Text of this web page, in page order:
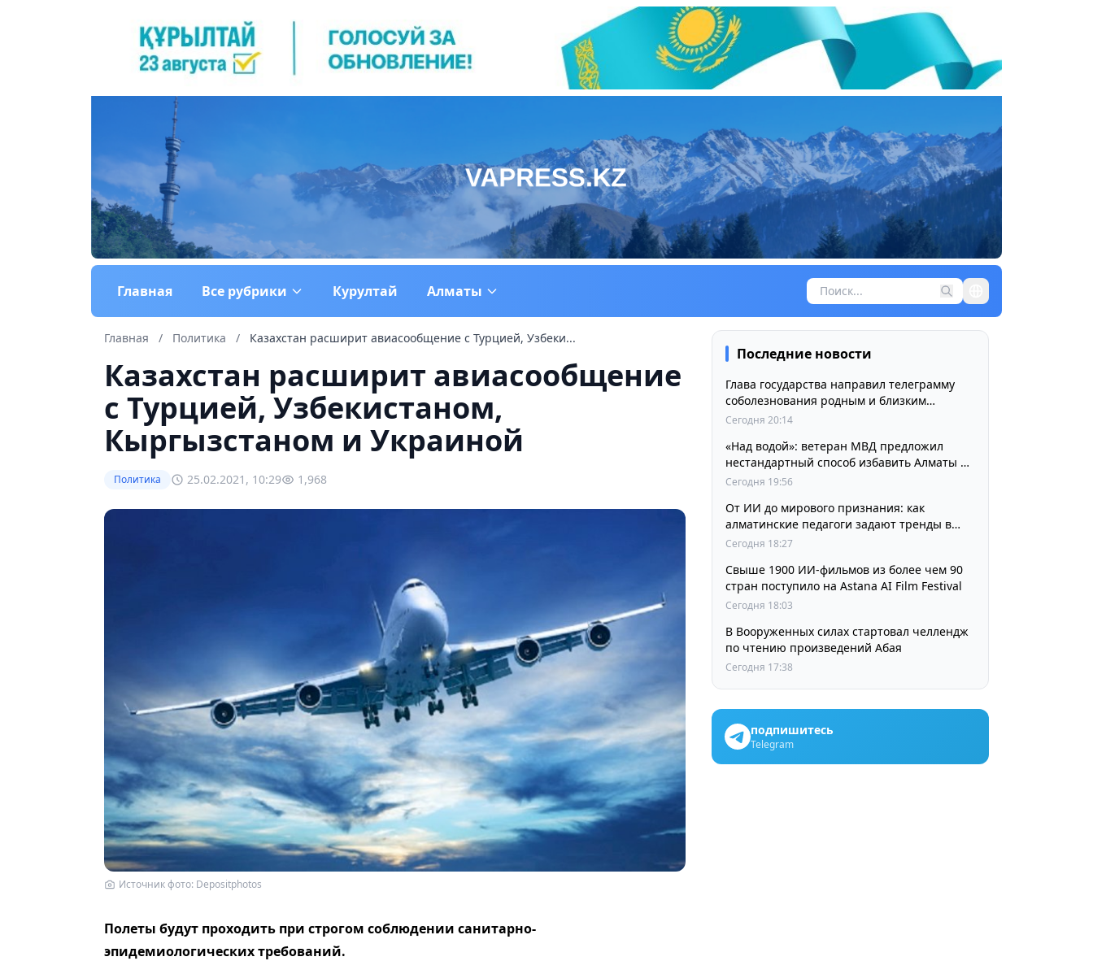
Главная Все рубрики Курултай Алматы
Главная / Политика / Казахстан расширит авиасообщение с Турцией, Узбеки...
Казахстан расширит авиасообщение
с Турцией, Узбекистаном,
Кыргызстаном и Украиной
Политика 25.02.2021, 10:29 1,968
Источник фото: Depositphotos
Полеты будут проходить при строгом соблюдении санитарно-
эпидемиологических требований.
Последние новости
Глава государства направил телеграмму
соболезнования родным и близким
выдающегося кинорежиссера Ардака
Сегодня 20:14
«Над водой»: ветеран МВД предложил
нестандартный способ избавить Алматы от
пробок и смога
Сегодня 19:56
От ИИ до мирового признания: как
алматинские педагоги задают тренды в
изучении языков
Сегодня 18:27
Свыше 1900 ИИ-фильмов из более чем 90
стран поступило на Astana AI Film Festival
Сегодня 18:03
В Вооруженных силах стартовал челлендж
по чтению произведений Абая
Сегодня 17:38
подпишитесь
Telegram